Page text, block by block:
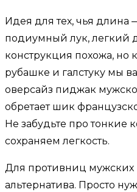
Идея для тех, чья
подиумный лук, легкий
конструкция похожа,
рубашке и галстуку мы
оверсайз пиджак
обретает шик
Не забудьте про тонкие
сохраняем легкость.
Для противниц мужских
альтернатива. Просто